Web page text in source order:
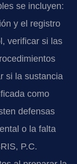
se incluyen:
y el registro
verificar si las
si la sustancia
como
defensas
o la falta
P.C.